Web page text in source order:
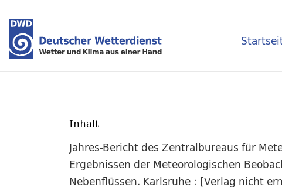
Inhalt
Jahres-Bericht des Zentralbureaus für
Ergebnissen der Meteorologischen
Nebenflüssen. Karlsruhe : [Verlag nicht